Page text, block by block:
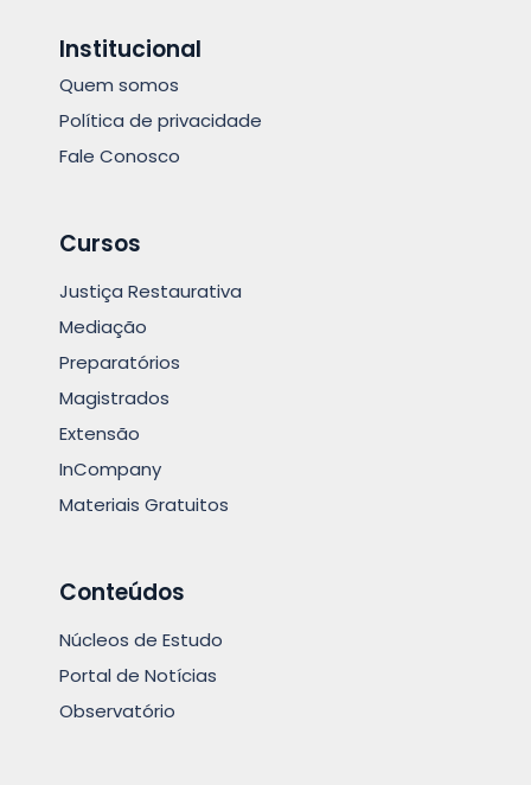
Institucional
Quem somos
Política de privacidade
Fale Conosco
Cursos
Justiça Restaurativa
Mediação
Preparatórios
Magistrados
Extensão
InCompany
Materiais Gratuitos
Conteúdos
Núcleos de Estudo
Portal de Notícias
Observatório